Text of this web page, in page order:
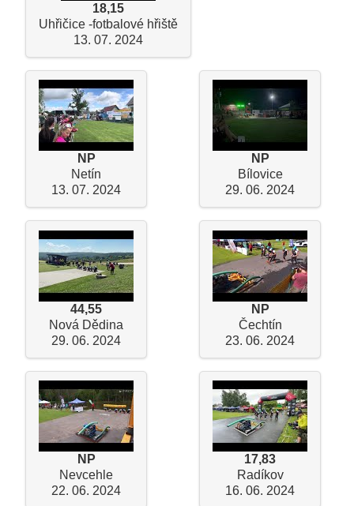
18,15
Uhřičice -fotbalové hřiště
13. 07. 2024
NP
Netín
13. 07. 2024
NP
Bílovice
29. 06. 2024
44,55
Nová Dědina
29. 06. 2024
NP
Čechtín
23. 06. 2024
NP
Nevcehle
22. 06. 2024
17,83
Radíkov
16. 06. 2024